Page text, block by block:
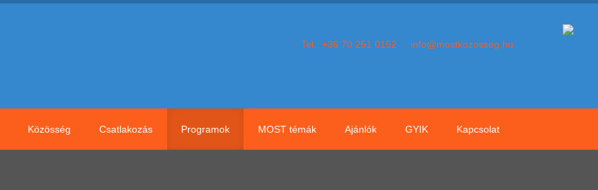
Tel.: +36 70 251 0152 info@mostkozosseg.hu
Közösség Csatlakozás Programok MOST témák Ajánlók GYIK Kapcsolat